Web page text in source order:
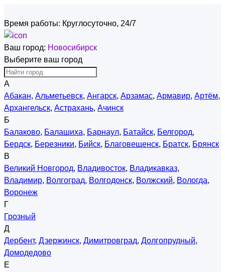
Время работы: Круглосуточно, 24/7
Ваш город: Новосибирск
Выберите ваш город
А
Абакан, Альметьевск, Ангарск, Арзамас, Армавир, Артём,
Архангельск, Астрахань, Ачинск
Б
Балаково, Балашиха, Барнаул, Батайск, Белгород,
Бердск, Березники, Бийск, Благовещенск, Братск, Брянск
В
Великий Новгород, Владивосток, Владикавказ,
Владимир, Волгоград, Волгодонск, Волжский, Вологда,
Воронеж
Г
Грозный
Д
Дербент, Дзержинск, Димитровград, Долгопрудный,
Домодедово
Е